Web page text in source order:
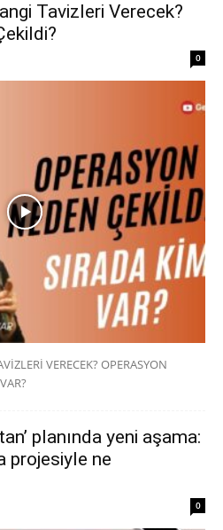
Tavizleri Verecek?
0
VERECEK? OPERASYON
planında yeni aşama:
projesiyle ne
0